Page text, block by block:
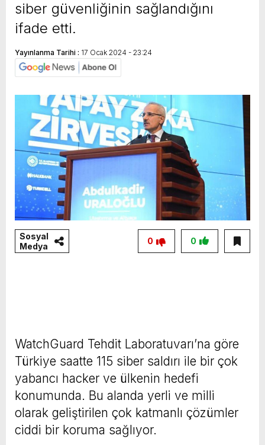
siber güvenliğinin sağlandığını
ifade etti.
Yayınlanma Tarihi : 17 Ocak 2024 - 23:24
Sosyal
Medya
0
0
WatchGuard Tehdit Laboratuvarı’na göre
Türkiye saatte 115 siber saldırı ile bir çok
yabancı hacker ve ülkenin hedefi
konumunda. Bu alanda yerli ve milli
olarak geliştirilen çok katmanlı çözümler
ciddi bir koruma sağlıyor.